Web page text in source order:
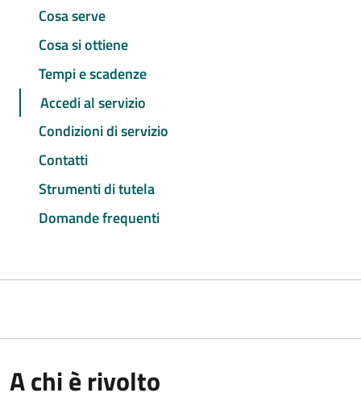
Cosa serve
Cosa si ottiene
Tempi e scadenze
Accedi al servizio
Condizioni di servizio
Contatti
Strumenti di tutela
Domande frequenti
A chi è rivolto